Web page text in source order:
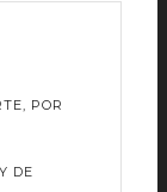
POR
DE